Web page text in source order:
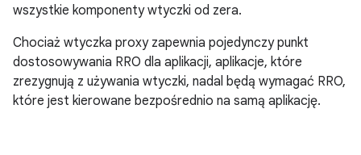
wszystkie komponenty wtyczki od zera.
Chociaż wtyczka proxy zapewnia pojedynczy punkt
dostosowywania RRO dla aplikacji, aplikacje, które
zrezygnują z używania wtyczki, nadal będą wymagać RRO,
które jest kierowane bezpośrednio na samą aplikację.